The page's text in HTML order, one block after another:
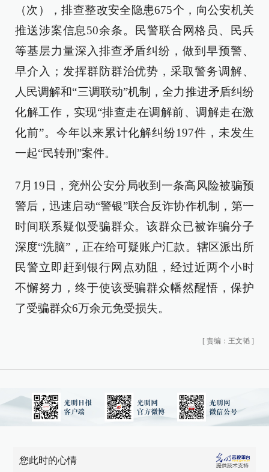
（次），排查整改安全隐患675个，向公安机关
推送涉案信息50余条。民警联合网格员、民兵
等基层力量深入排查矛盾纠纷，做到早预警、
早介入；发挥群防群治优势，采取警务调解、
人民调解和“三调联动”机制，全力推进矛盾纠纷
化解工作，实现“排查走在调解前、调解走在激
化前”。今年以来累计化解纠纷197件，未发生
一起“民转刑”案件。
7月19日，兖州公安分局收到一条高风险被骗预
警后，迅速启动“警银”联合反诈协作机制，第一
时间联系疑似受骗群众。该群众已被诈骗分子
深度“洗脑”，正在给可疑账户汇款。辖区派出所
民警立即赶到银行网点劝阻，经过近两个小时
不懈努力，终于使该受骗群众幡然醒悟，保护
了受骗群众6万余元免受损失。
[ 责编：王文韬 ]
您此时的心情